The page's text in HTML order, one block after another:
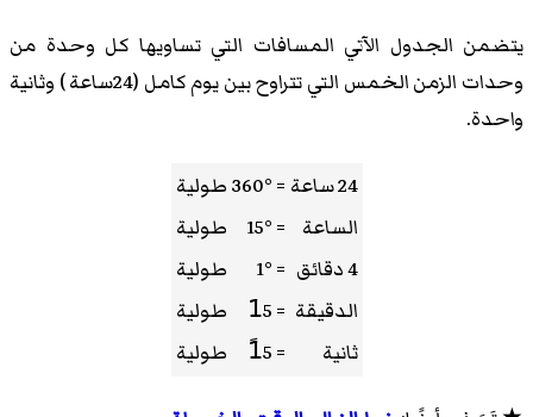
يتضمن الجدول الآتي المسافات التي تساويها كل وحدة من
وحدات الزمن الخمس التي تتراوح بين يوم كامل (24ساعة ) وثانية
واحدة.
24 ساعة = 360°
طولية
الساعة
= 15°
طولية
4 دقائق
= 1°
طولية
الدقيقة = 1َ5
طولية
ثانية
= 1ً5 طولية